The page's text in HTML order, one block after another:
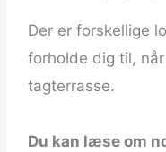
Der er forskellige
forholde dig til,
tagterrasse.
Du kan læse om